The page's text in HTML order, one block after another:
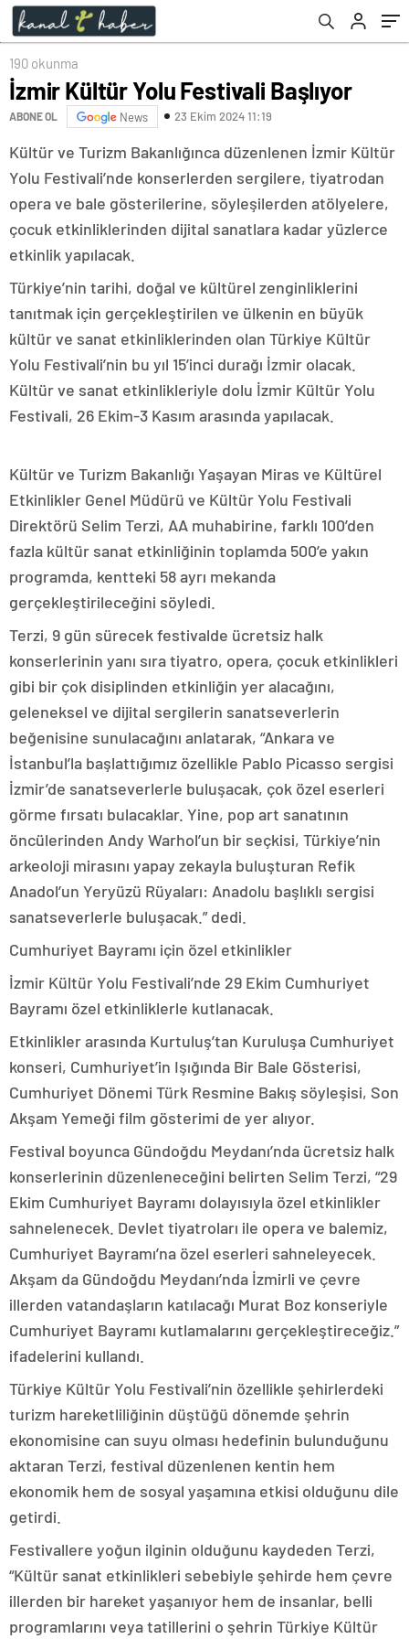
190 okunma
İzmir Kültür Yolu Festivali Başlıyor
ABONE OL News 23 Ekim 2024 11:19
Kültür ve Turizm Bakanlığınca düzenlenen İzmir Kültür
Yolu Festivali’nde konserlerden sergilere, tiyatrodan
opera ve bale gösterilerine, söyleşilerden atölyelere,
çocuk etkinliklerinden dijital sanatlara kadar yüzlerce
etkinlik yapılacak.
Türkiye’nin tarihi, doğal ve kültürel zenginliklerini
tanıtmak için gerçekleştirilen ve ülkenin en büyük
kültür ve sanat etkinliklerinden olan Türkiye Kültür
Yolu Festivali’nin bu yıl 15’inci durağı İzmir olacak.
Kültür ve sanat etkinlikleriyle dolu İzmir Kültür Yolu
Festivali, 26 Ekim-3 Kasım arasında yapılacak.
Kültür ve Turizm Bakanlığı Yaşayan Miras ve Kültürel
Etkinlikler Genel Müdürü ve Kültür Yolu Festivali
Direktörü Selim Terzi, AA muhabirine, farklı 100’den
fazla kültür sanat etkinliğinin toplamda 500’e yakın
programda, kentteki 58 ayrı mekanda
gerçekleştirileceğini söyledi.
Terzi, 9 gün sürecek festivalde ücretsiz halk
konserlerinin yanı sıra tiyatro, opera, çocuk etkinlikleri
gibi bir çok disiplinden etkinliğin yer alacağını,
geleneksel ve dijital sergilerin sanatseverlerin
beğenisine sunulacağını anlatarak, “Ankara ve
İstanbul’la başlattığımız özellikle Pablo Picasso sergisi
İzmir’de sanatseverlerle buluşacak, çok özel eserleri
görme fırsatı bulacaklar. Yine, pop art sanatının
öncülerinden Andy Warhol’un bir seçkisi, Türkiye’nin
arkeoloji mirasını yapay zekayla buluşturan Refik
Anadol’un Yeryüzü Rüyaları: Anadolu başlıklı sergisi
sanatseverlerle buluşacak.” dedi.
Cumhuriyet Bayramı için özel etkinlikler
İzmir Kültür Yolu Festivali’nde 29 Ekim Cumhuriyet
Bayramı özel etkinliklerle kutlanacak.
Etkinlikler arasında Kurtuluş’tan Kuruluşa Cumhuriyet
konseri, Cumhuriyet’in Işığında Bir Bale Gösterisi,
Cumhuriyet Dönemi Türk Resmine Bakış söyleşisi, Son
Akşam Yemeği film gösterimi de yer alıyor.
Festival boyunca Gündoğdu Meydanı’nda ücretsiz halk
konserlerinin düzenleneceğini belirten Selim Terzi, “29
Ekim Cumhuriyet Bayramı dolayısıyla özel etkinlikler
sahnelenecek. Devlet tiyatroları ile opera ve balemiz,
Cumhuriyet Bayramı’na özel eserleri sahneleyecek.
Akşam da Gündoğdu Meydanı’nda İzmirli ve çevre
illerden vatandaşların katılacağı Murat Boz konseriyle
Cumhuriyet Bayramı kutlamalarını gerçekleştireceğiz.”
ifadelerini kullandı.
Türkiye Kültür Yolu Festivali’nin özellikle şehirlerdeki
turizm hareketliliğinin düştüğü dönemde şehrin
ekonomisine can suyu olması hedefinin bulunduğunu
aktaran Terzi, festival düzenlenen kentin hem
ekonomik hem de sosyal yaşamına etkisi olduğunu dile
getirdi.
Festivallere yoğun ilginin olduğunu kaydeden Terzi,
“Kültür sanat etkinlikleri sebebiyle şehirde hem çevre
illerden bir hareket yaşanıyor hem de insanlar, belli
programlarını veya tatillerini o şehrin Türkiye Kültür